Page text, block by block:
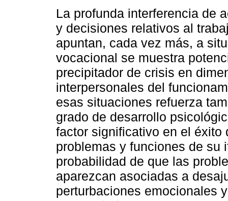
La profunda interferencia de
y decisiones relativos al
apuntan, cada vez más, a
vocacional se muestra
precipitador de crisis en
interpersonales del
esas situaciones refuerza
grado de desarrollo
factor significativo en el éxito
problemas y funciones de su
probabilidad de que las
aparezcan asociadas a
perturbaciones emocionales